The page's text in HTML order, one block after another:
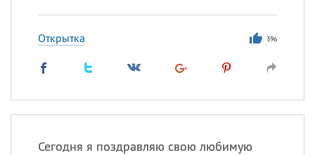
Открытка 396
Сегодня я поздравляю свою любимую